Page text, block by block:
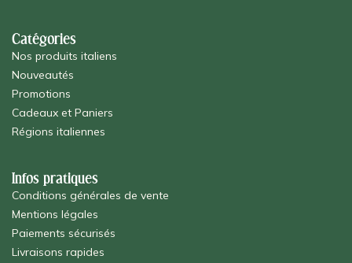
Catégories
Nos produits italiens
Nouveautés
Promotions
Cadeaux et Paniers
Régions italiennes
Infos pratiques
Conditions générales de vente
Mentions légales
Paiements sécurisés
Livraisons rapides